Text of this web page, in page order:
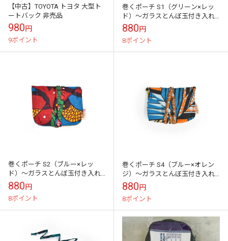
【中古】TOYOTA トヨタ 大型ト
ートバック 非売品
980円
9ポイント
巻くポーチ S1（グリーン×レッ
ド）～ガラスとんぼ玉付き入れ
る物を選ばないヒモ巻き仕様乗
車カードケース・アクセサリー
収納に
880円
8ポイント
巻くポーチ S2（ブルー×レッ
ド）～ガラスとんぼ玉付き入れ
る物を選ばないヒモ巻き仕様乗
車カードケース・アクセサリー
収納に
880円
8ポイント
巻くポーチ S4（ブルー×オレン
ジ）～ガラスとんぼ玉付き入れ
る物を選ばないヒモ巻き仕様乗
車カードケース・アクセサリー
収納に
880円
8ポイント